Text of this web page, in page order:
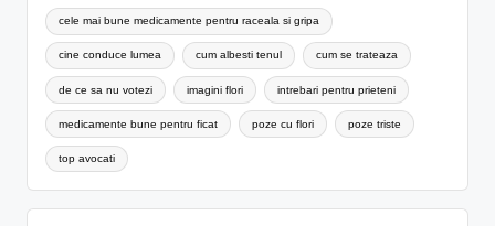
cele mai bune medicamente pentru raceala si gripa
cine conduce lumea cum albesti tenul cum se trateaza
de ce sa nu votezi imagini flori intrebari pentru prieteni
medicamente bune pentru ficat poze cu flori poze triste
top avocati